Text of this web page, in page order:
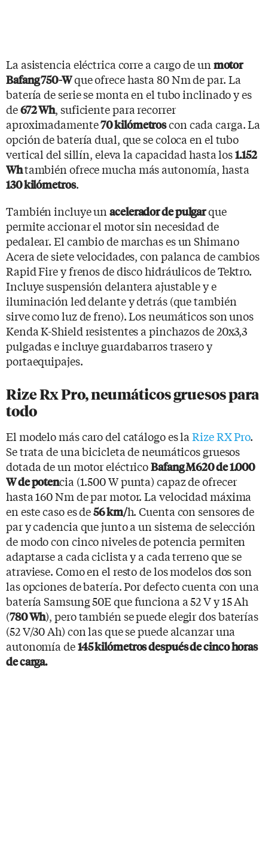
La asistencia eléctrica corre a cargo de un motor
Bafang 750-Wque ofrece hasta 80 Nm de par. La
batería de serie se monta en el tubo inclinado y es
de672 Wh, suficiente para recorrer
aproximadamente70 kilómetroscon cada carga. La
opción de batería dual, que se coloca en el tubo
vertical del sillín, eleva la capacidad hasta los1.152
Whtambién ofrece mucha más autonomía, hasta
130 kilómetros.
También incluye unacelerador de pulgarque
permite accionar el motor sin necesidad de
pedalear. El cambio de marchas es un Shimano
Acera de siete velocidades, con palanca de cambios
Rapid Fire y frenos de disco hidráulicos de Tektro.
Incluye suspensión delantera ajustable y e
iluminación led delante y detrás (que también
sirve como luz de freno). Los neumáticos son unos
Kenda K-Shield resistentes a pinchazos de 20x3,3
pulgadas e incluye guardabarros trasero y
portaequipajes.
Rize Rx Pro, neumáticos gruesos para
todo
El modelo más caro del catálogo es laRize RX Pro.
Se trata de una bicicleta de neumáticos gruesos
dotada de un motor eléctricoBafang M620 de 1.000
W de potencia (1.500 W punta) capaz de ofrecer
hasta 160 Nm de par motor. La velocidad máxima
en este caso es de56 km/h. Cuenta con sensores de
par y cadencia que junto a un sistema de selección
de modo con cinco niveles de potencia permiten
adaptarse a cada ciclista y a cada terreno que se
atraviese. Como en el resto de los modelos dos son
las opciones de batería. Por defecto cuenta con una
batería Samsung 50E que funciona a 52 V y 15 Ah
(780 Wh), pero también se puede elegir dos baterías
(52 V/30 Ah) con las que se puede alcanzar una
autonomía de145 kilómetros después de cinco horas
de carga.